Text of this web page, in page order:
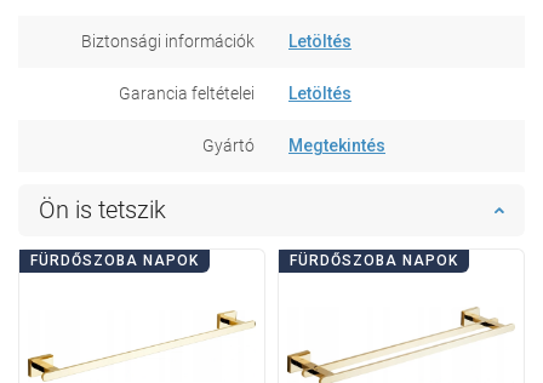
Biztonsági információk Letöltés
Garancia feltételei Letöltés
Gyártó Megtekintés
Ön is tetszik
FÜRDŐSZOBA NAPOK FÜRDŐSZOBA NAPOK